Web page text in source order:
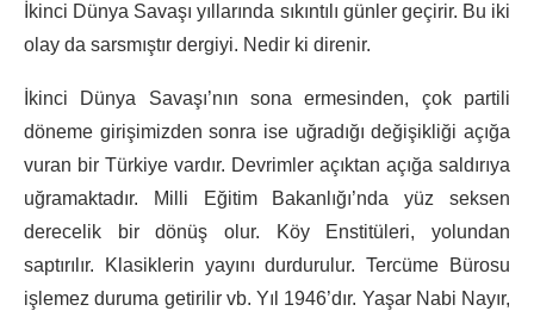
İkinci Dünya Savaşı yıllarında sıkıntılı günler geçirir. Bu iki
olay da sarsmıştır dergiyi. Nedir ki direnir.
İkinci Dünya Savaşı’nın sona ermesinden, çok partili
döneme girişimizden sonra ise uğradığı değişikliği açığa
vuran bir Türkiye vardır. Devrimler açıktan açığa saldırıya
uğramaktadır. Milli Eğitim Bakanlığı’nda yüz seksen
derecelik bir dönüş olur. Köy Enstitüleri, yolundan
saptırılır. Klasiklerin yayını durdurulur. Tercüme Bürosu
işlemez duruma getirilir vb. Yıl 1946’dır. Yaşar Nabi Nayır,